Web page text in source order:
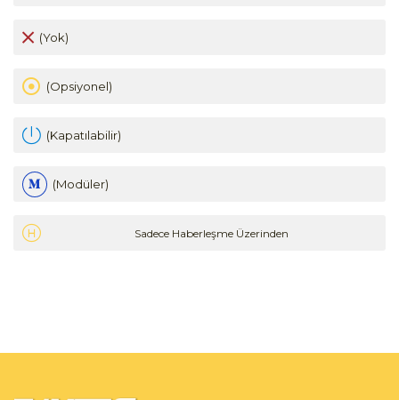
(Yok)
(Opsiyonel)
(Kapatılabilir)
(Modüler)
Sadece Haberleşme Üzerinden